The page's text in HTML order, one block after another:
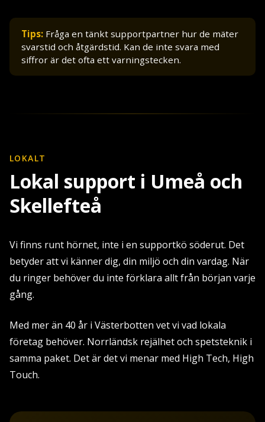
Tips: Fråga en tänkt supportpartner hur de mäter
svarstid och åtgärdstid. Kan de inte svara med
siffror är det ofta ett varningstecken.
LOKALT
Lokal support i Umeå och
Skellefteå
Vi finns runt hörnet, inte i en supportkö söderut. Det
betyder att vi känner dig, din miljö och din vardag. När
du ringer behöver du inte förklara allt från början varje
gång.
Med mer än 40 år i Västerbotten vet vi vad lokala
företag behöver. Norrländsk rejälhet och spetsteknik i
samma paket. Det är det vi menar med High Tech, High
Touch.